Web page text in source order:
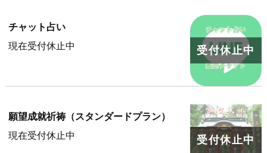
チャット占い
現在受付休止中
願望成就祈祷（スタンダードプラン）
現在受付休止中